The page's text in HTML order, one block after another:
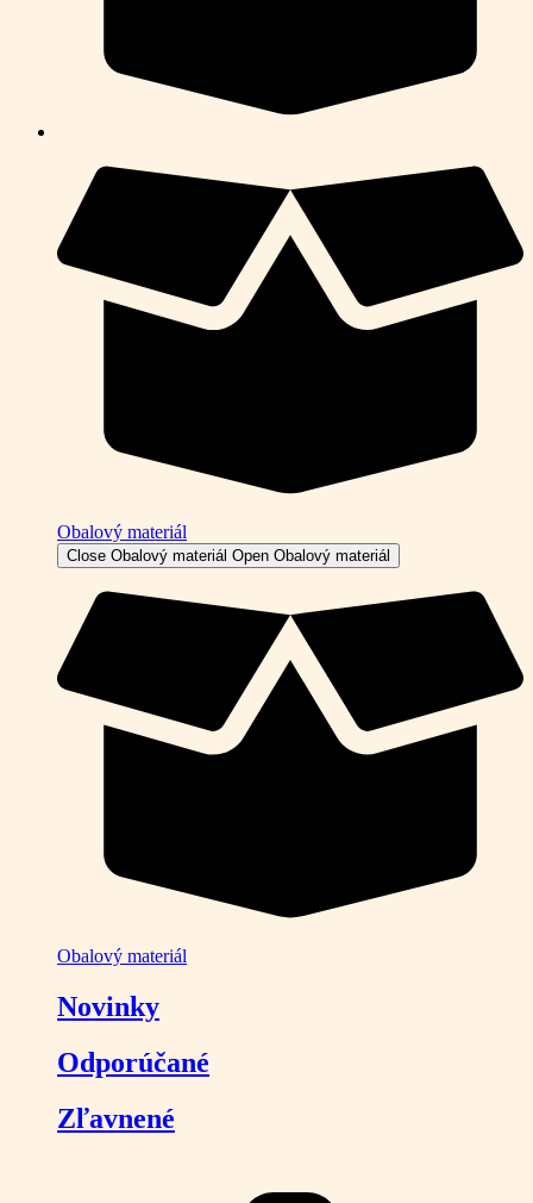
Obalový materiál
Close Obalový materiál Open Obalový materiál
Obalový materiál
Novinky
Odporúčané
Zľavnené